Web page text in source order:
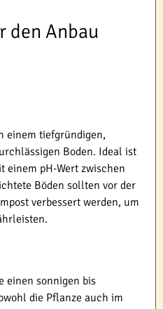
den Anbau
einem tiefgründigen,
Boden. Ideal ist
einem pH-Wert zwischen
Böden sollten vor der
verbessert werden, um
einen sonnigen bis
die Pflanze auch im